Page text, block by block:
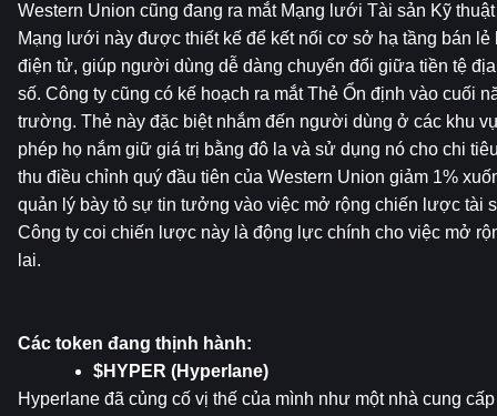
Western Union cũng đang ra mắt Mạng lưới Tài sản Kỹ
Mạng lưới này được thiết kế để kết nối cơ sở hạ tầng bán lẻ
điện tử, giúp người dùng dễ dàng chuyển đổi giữa tiền tệ
số. Công ty cũng có kế hoạch ra mắt Thẻ Ổn định vào cuối
trường. Thẻ này đặc biệt nhắm đến người dùng ở các khu
phép họ nắm giữ giá trị bằng đô la và sử dụng nó cho chi
thu điều chỉnh quý đầu tiên của Western Union giảm 1%
quản lý bày tỏ sự tin tưởng vào việc mở rộng chiến lược tài
Công ty coi chiến lược này là động lực chính cho việc mở
lai.
Các token đang thịnh hành:
$HYPER (Hyperlane)
Hyperlane đã củng cố vị thế của mình như một nhà cung